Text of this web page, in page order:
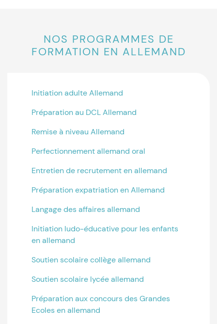
NOS PROGRAMMES DE
FORMATION EN ALLEMAND
Initiation adulte Allemand
Préparation au DCL Allemand
Remise à niveau Allemand
Perfectionnement allemand oral
Entretien de recrutement en allemand
Préparation expatriation en Allemand
Langage des affaires allemand
Initiation ludo-éducative pour les enfants
en allemand
Soutien scolaire collège allemand
Soutien scolaire lycée allemand
Préparation aux concours des Grandes
Ecoles en allemand